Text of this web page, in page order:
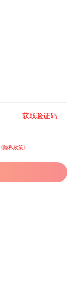
获取验证码
《隐私政策》